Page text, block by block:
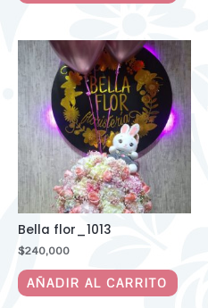
Bella flor_1013
$240,000
AÑADIR AL CARRITO